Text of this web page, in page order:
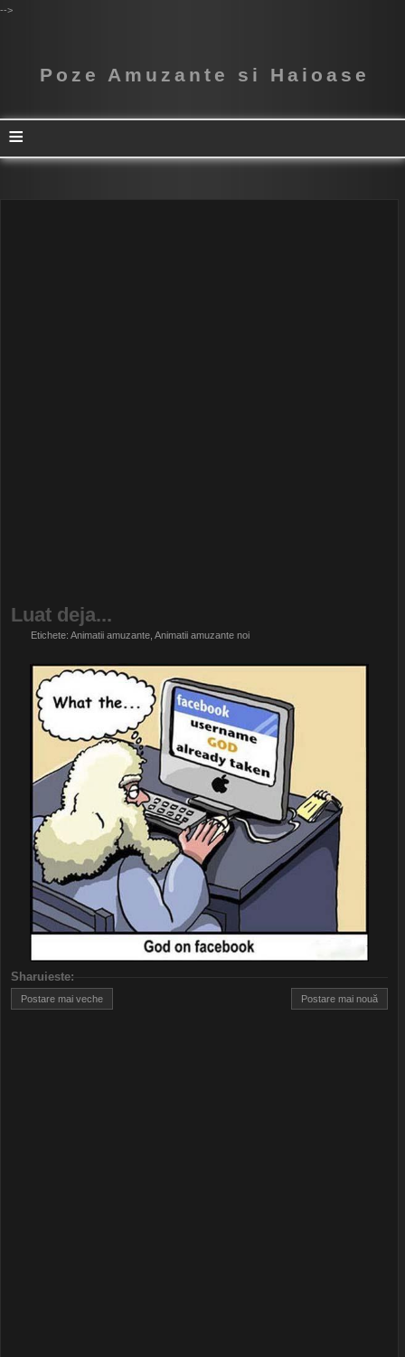
-->
Poze Amuzante si Haioase
≡
Luat deja...
Etichete: Animatii amuzante, Animatii amuzante noi
Sharuieste:
Postare mai nouă
Postare mai veche